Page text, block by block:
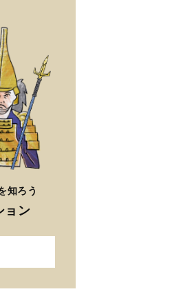
知ろう
ョン